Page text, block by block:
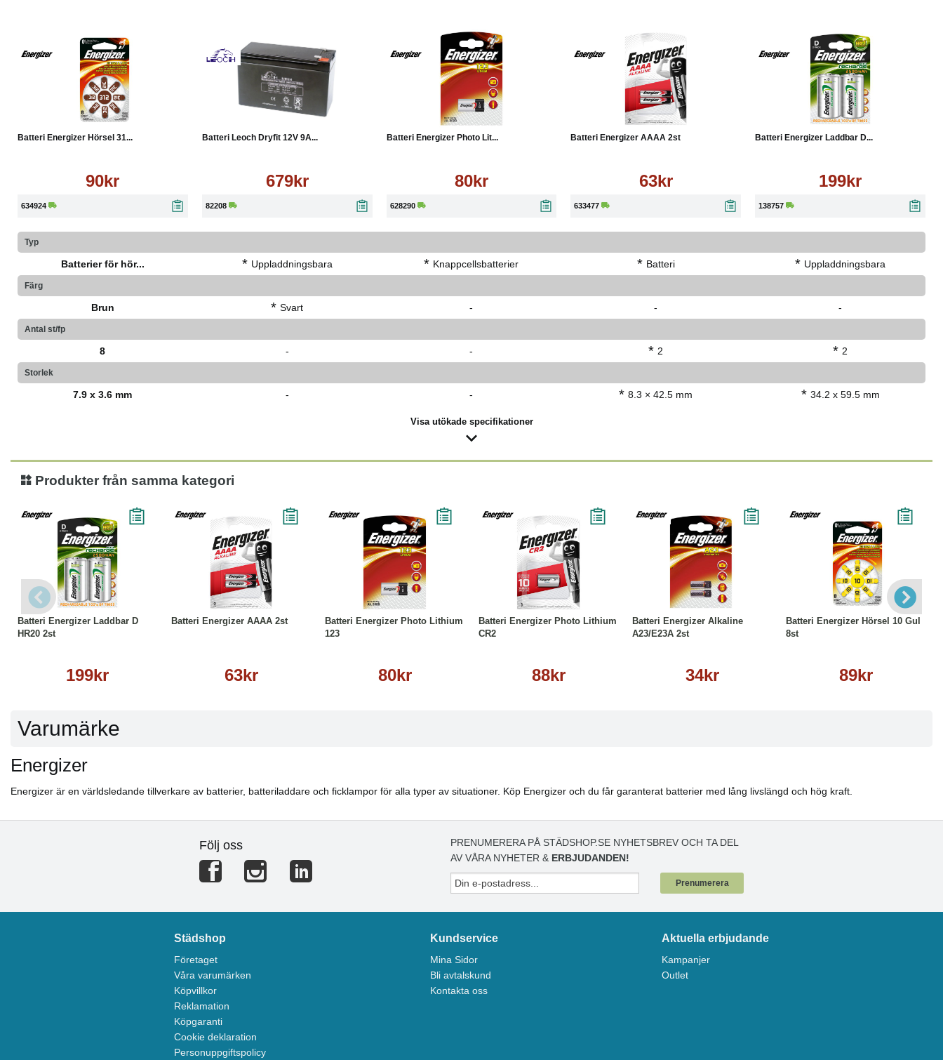
Batteri Energizer Hörsel 31...
90kr
634924
Batteri Leoch Dryfit 12V 9A...
679kr
82208
Läs mer
Batteri Energizer Photo Lit...
80kr
628290
Läs mer
Batteri Energizer AAAA 2st
63kr
633477
Batteri Energizer Laddbar D...
199kr
138757
Typ
Batterier för hör... * Uppladdningsbara * Knappcellsbatterier * Batteri * Uppladdningsbara
Färg
Brun * Svart - - -
Antal st/fp
8 - - * 2 * 2
Storlek
7.9 x 3.6 mm - - * 8.3 × 42.5 mm * 34.2 x 59.5 mm
Visa utökade specifikationer
Produkter från samma kategori
Batteri Energizer Laddbar D
HR20 2st
199kr
Köp Läs mer
Batteri Energizer AAAA 2st
63kr
Köp Läs mer
Batteri Energizer Photo Lithium
123
80kr
Köp Läs mer
Batteri Energizer Photo Lithium
CR2
88kr
Köp Läs mer
Batteri Energizer Alkaline
A23/E23A 2st
34kr
Köp Läs mer
Batteri Energizer Hörsel 10 Gul
8st
89kr
Läs mer
Varumärke
Energizer
Energizer är en världsledande tillverkare av batterier, batteriladdare och ficklampor för alla typer av situationer. Köp Energizer och du får garanterat batterier med lång livslängd och hög kraft.
Följ oss
PRENUMERERA PÅ STÄDSHOP.SE NYHETSBREV OCH TA DEL
AV VÅRA NYHETER & ERBJUDANDEN!
Prenumerera
Städshop
Företaget
Våra varumärken
Köpvillkor
Reklamation
Köpgaranti
Cookie deklaration
Personuppgiftspolicy
Kundservice
Mina Sidor
Bli avtalskund
Kontakta oss
Aktuella erbjudande
Kampanjer
Outlet